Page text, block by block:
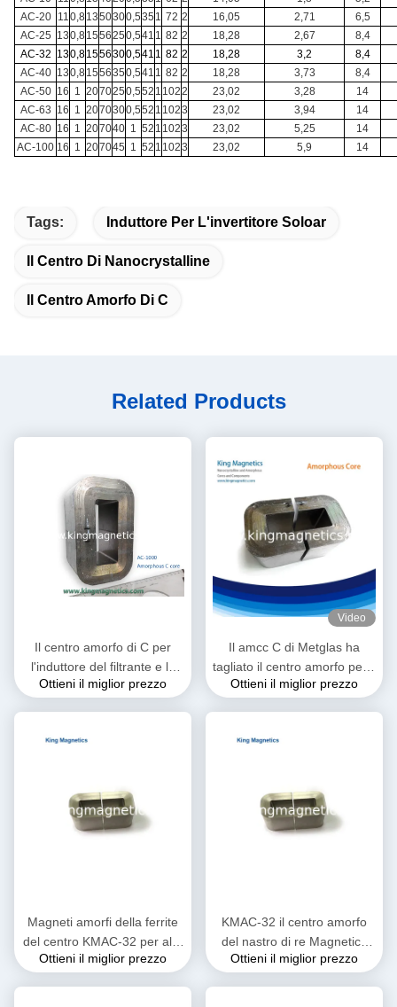
AC-20
11 0,81350300,535 1 72 2 16,05 2,71 6,5
AC-25 130,81556250,541 1 82 2 18,28 2,67 8,4
AC-32 130,81556300,541 1 82 2 18,28 3,2 8,4
AC-40 130,81556350,541 1 82 2 18,28 3,73 8,4
AC-50 16 1 2070250,552 1 1022 23,02 3,28 14
AC-63 16 1 2070300,552 1 1023 23,02 3,94 14
AC-80 16 1 207040 1 52 1 1023 23,02 5,25 14
AC-100 16 1 207045 1 52 1 1023 23,02 5,9 14
Tags: Induttore Per L'invertitore Soloar
Il Centro Di Nanocrystalline
Il Centro Amorfo Di C
Related Products
Il centro amorfo di C per
l'induttore del filtrante e la
bobina d'arresto di PFC fatti
Ottieni il miglior prezzo
Video
Il amcc C di Metglas ha
tagliato il centro amorfo per il
trasformatore ad alta
Ottieni il miglior prezzo
Magneti amorfi della ferrite
del centro KMAC-32 per alta
densità di cambiamento
Ottieni il miglior prezzo
KMAC-32 il centro amorfo
del nastro di re Magnetics
dei metglass del non cristallo
Ottieni il miglior prezzo